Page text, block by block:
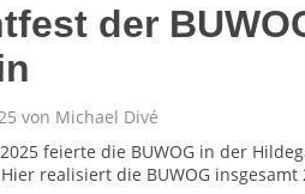
der
von Michael Divé
feierte die BUWOG in der
realisiert die BUWOG insgesamt